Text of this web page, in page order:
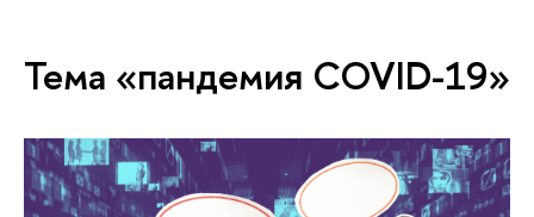
Тема «пандемия COVID-19»